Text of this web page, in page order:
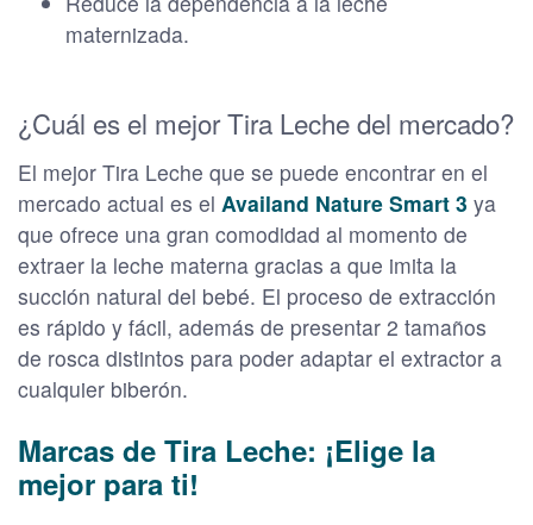
maternizada.
¿Cuál es el mejor Tira Leche del mercado?
El mejor Tira Leche que se puede encontrar en el
mercado actual es el Availand Nature Smart 3 ya
que ofrece una gran comodidad al momento de
extraer la leche materna gracias a que imita la
succión natural del bebé. El proceso de extracción
es rápido y fácil, además de presentar 2 tamaños
de rosca distintos para poder adaptar el extractor a
cualquier biberón.
Marcas de Tira Leche: ¡Elige la
mejor para ti!